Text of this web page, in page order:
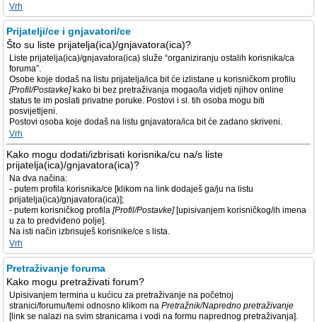
Vrh
Prijatelji/ce i gnjavatori/ce
Što su liste prijatelja(ica)/gnjavatora(ica)?
Liste prijatelja(ica)/gnjavatora(ica) služe “organiziranju ostalih korisnika/ca
foruma”.
Osobe koje dodaš na listu prijatelja/ica bit će izlistane u korisničkom profilu
[Profil/Postavke]kako bi bez pretraživanja mogao/la vidjeti njihov online
status te im poslati privatne poruke. Postovi i sl. tih osoba mogu biti
posvijetljeni.
Postovi osoba koje dodaš na listu gnjavatora/ica bit će zadano skriveni.
Vrh
Kako mogu dodati/izbrisati korisnika/cu na/s liste
prijatelja(ica)/gnjavatora(ica)?
Na dva načina:
- putem profila korisnika/ce [klikom na link dodaješ ga/ju na listu
prijatelja(ica)/gnjavatora(ica)];
- putem korisničkog profila [Profil/Postavke][upisivanjem korisničkog/ih imena
u za to predviđeno polje].
Na isti način izbrisuješ korisnike/ce s lista.
Vrh
Pretraživanje foruma
Kako mogu pretraživati forum?
Upisivanjem termina u kućicu za pretraživanje na početnoj
stranici/forumu/temi odnosno klikom na Pretražnik/Napredno pretraživanje
[link se nalazi na svim stranicama i vodi na formu naprednog pretraživanja].